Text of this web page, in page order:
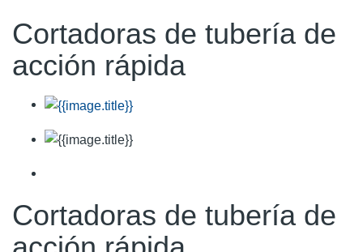
Cortadoras de tubería de
acción rápida
Cortadoras de tubería de